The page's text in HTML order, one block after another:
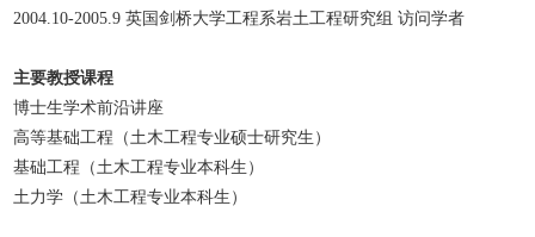
2004.10-2005.9 英国剑桥大学工程系岩土工程研究组 访问学者
主要教授课程
博士生学术前沿讲座
高等基础工程（土木工程专业硕士研究生）
基础工程（土木工程专业本科生）
土力学（土木工程专业本科生）